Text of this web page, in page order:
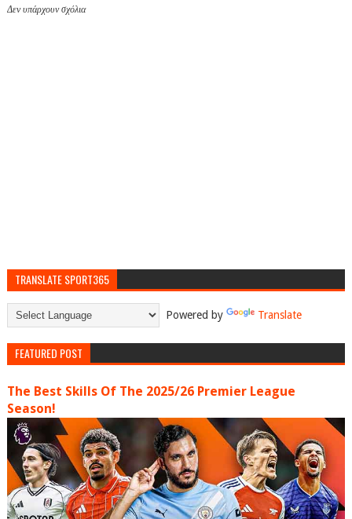
Δεν υπάρχουν σχόλια
TRANSLATE SPORT365
Powered by Translate
FEATURED POST
The Best Skills Of The 2025/26 Premier League
Season!